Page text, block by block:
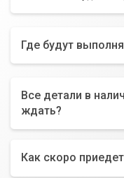
Где будут
Все детали в
ждать?
Как скоро